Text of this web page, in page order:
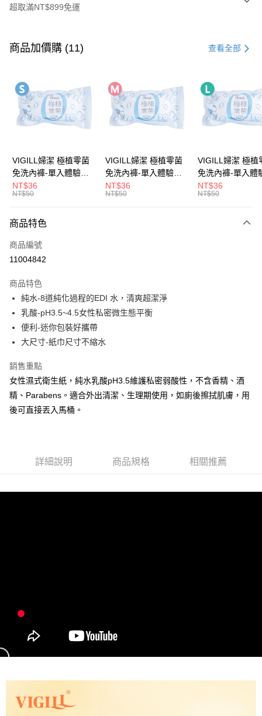
超取滿NT$899免運
信用卡一次付款
LINE Pay
Apple Pay
Google Pay
全盈+PAY
大哥付你分期
【大哥付你分期使用說明】
1.本服務由台灣大哥大提供，台灣大哥大用戶可立即使用無須另外申請。
流程，驗證手機門號後，選擇欲分期的期數、繳款截止日，確認付款後即完
成交易。
3.實際核准額度、可分期數及費用金額請依後續交易確認頁面所載為準。
4.訂單成立30分鐘內，如未前往確認交易或遇審核未通過，訂單將自動取
法說明評估內容。
【繳款方式說明】
醒簡訊。
帳／街口支付／iPASS MONEY」等通路繳費。
【注意事項】
1.本服務係由「台灣大哥大股份有限公司」（以下簡稱本公司）所提供，讓
資料（包含姓名、電話或地址）提供予台灣大哥大進項蒐集、處理及利用，
由本公司與您本人進行分期帳單所需資料之確認、核對及更正。
AFTEE先享後付
【關於「AFTEE先享後付」】
AFTEE先享後付是「在收到商品之後才付款」的支付方式。 讓您購物簡單
便利好安心！
１．簡單：不需註冊會員、不需綁卡、不需儲值。
２．便利：只要手機號碼，簡訊認證，即可結帳。
３．安心：先確認商品／服務後，再付款。
１．於結帳方式選擇「AFTEE先享後付」後，將跳轉至「AFTEE先享後付」
結帳頁面，進行簡訊認證並確認金額後，即可完成結帳。
３．收到繳費通知簡訊後14天內，點擊此簡訊中的連結，可透過四大超商／
ATM／網路銀行／等多元方式進行付款，方視為交易完成。
是否繳費成功／繳費後需取消欲退款等相關疑問，請聯繫「AFTEE先享後付
【注意事項】
請求用戶進行身份認證。
恩沛科技股份有限公司將有權停止該用戶之使用額度並採取法律行動。
ATM付款
全家取貨付款
7-11取貨付款
每筆NT$65，滿NT$899(含以上)免運費
宅配
商品加價購 (11) 查看全部
VIGILL婦潔 極植零菌
免洗內褲-單入體驗包
(S) ◇完美服貼。零束
縛◇
NT$36
NT$50
VIGILL婦潔 極植零菌
免洗內褲-單入體驗包
(M) ◇完美服貼。零束
縛◇
NT$36
NT$50
VIGILL婦潔 極植
免洗內褲-單入體
(L) ◇完美服貼。零束
縛◇
NT$36
NT$50
商品特色
商品編號
11004842
商品特色
純水-8道純化過程的EDI 水，清爽超潔淨
乳酸-pH3.5~4.5女性私密微生態平衡
便利-迷你包裝好攜帶
大尺寸-紙巾尺寸不縮水
銷售重點
女性濕式衛生紙，純水乳酸pH3.5維護私密弱酸性，不含香精、酒
精、Parabens。適合外出清潔、生理期使用，如廁後擦拭肌膚，用
後可直接丟入馬桶。
詳細說明 商品規格 相關推薦